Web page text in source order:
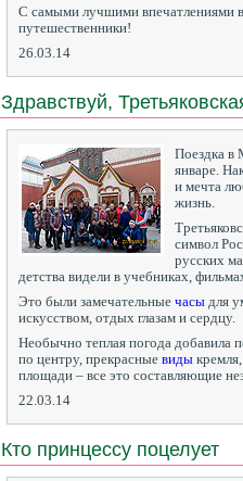
С самыми лучшими впечатлениями
путешественники!
26.03.14
Здравствуй,
Поездка в
январе.
и мечта
жизнь.
символ
русских
детства видели в учебниках,
Это были замечательные часы для
искусством, отдых глазам и сердцу.
Необычно теплая погода добавила
по центру, прекрасные виды
площади – все это составляющие
22.03.14
Кто принцессу поцелует